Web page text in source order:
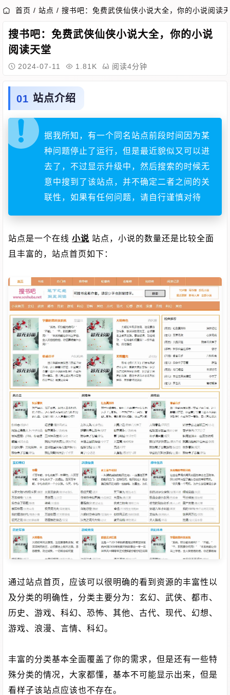
首页 / 站点 / 搜书吧：免费武侠仙侠小说大全，你的小说阅读
搜书吧：免费武侠仙侠小说大全，你的小说
阅读天堂
2024-07-11 1.81K 阅读4分钟
站点介绍
据我所知，有一个同名站点前段时间因为某
种问题停止了运行，但是最近貌似又可以进
去了，不过显示升级中，然后搜索的时候无
意中搜到了该站点，并不确定二者之间的关
联性，如果有任何问题，请自行谨慎对待
站点是一个在线 小说 站点，小说的数量还是比较全面
且丰富的，站点首页如下：
通过站点首页，应该可以很明确的看到资源的丰富性以
及分类的明确性，分类主要分为：玄幻、武侠、都市、
历史、游戏、科幻、恐怖、其他、古代、现代、幻想、
游戏、浪漫、言情、科幻。
丰富的分类基本全面覆盖了你的需求，但是还有一些特
殊分类的情况，大家都懂，基本不可能显示出来，但是
看样子该站点应该也不存在。